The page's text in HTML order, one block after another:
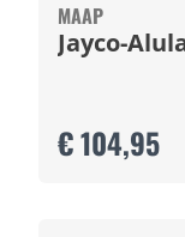
MAAP
Jayco-
€ 104,95